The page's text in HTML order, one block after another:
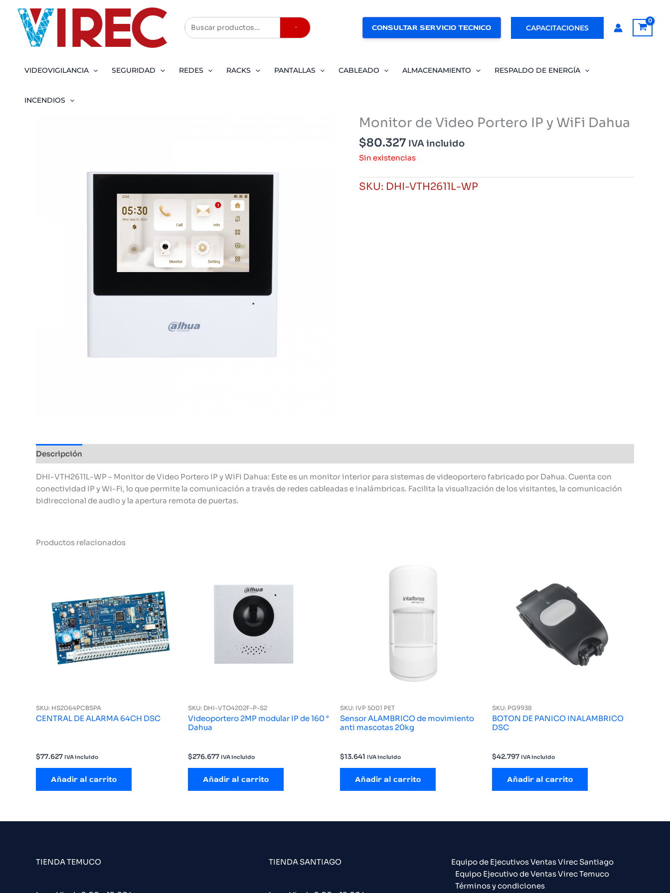
contenido
Buscar CONSULTAR SERVICIO TECNICO CAPACITACIONES
VIDEOVIGILANCIA SEGURIDAD REDES RACKS PANTALLAS CABLEADO ALMACENAMIENTO RESPALDO DE ENERGÍA
INCENDIOS
Monitor de Video Portero IP y WiFi Dahua
$80.327 IVA incluido
Sin existencias
SKU: DHI-VTH2611L-WP
Descripción
DHI-VTH2611L-WP – Monitor de Video Portero IP y WiFi Dahua: Este es un monitor interior para sistemas de videoportero fabricado por Dahua. Cuenta con
conectividad IP y Wi-Fi, lo que permite la comunicación a través de redes cableadas e inalámbricas. Facilita la visualización de los visitantes, la comunicación
bidireccional de audio y la apertura remota de puertas.
Productos relacionados
SKU: HS2064PCBSPA
CENTRAL DE ALARMA 64CH DSC
$77.627 IVA incluido
Añadir al carrito
SKU: DHI-VTO4202F-P-S2
Videoportero 2MP modular IP de 160 °
Dahua
$276.677 IVA incluido
Añadir al carrito
SKU: IVP 5001 PET
Sensor ALAMBRICO de movimiento
anti mascotas 20kg
$13.641 IVA incluido
Añadir al carrito
SKU: PG9938
BOTON DE PANICO INALAMBRICO
DSC
$42.797 IVA incluido
Añadir al carrito
TIENDA TEMUCO TIENDA SANTIAGO
Equipo de Ejecutivos Ventas Virec Santiago
Equipo Ejecutivo de Ventas Virec Temuco
Términos y condiciones